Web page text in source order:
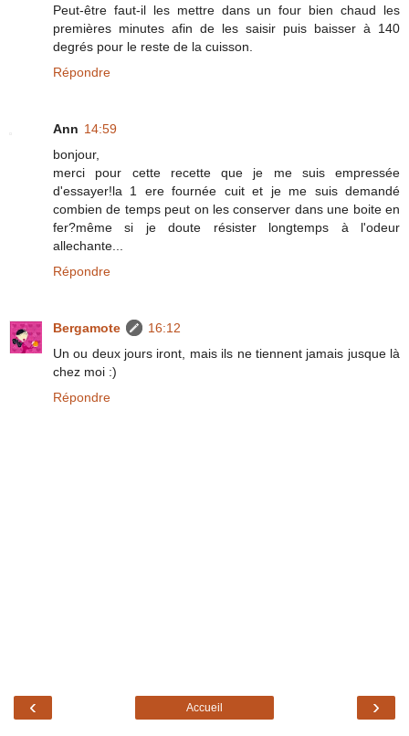
Peut-être faut-il les mettre dans un four bien chaud les
premières minutes afin de les saisir puis baisser à 140
degrés pour le reste de la cuisson.
Répondre
Ann 14:59
bonjour,
merci pour cette recette que je me suis empressée
d'essayer!la 1 ere fournée cuit et je me suis demandé
combien de temps peut on les conserver dans une boite en
fer?même si je doute résister longtemps à l'odeur
allechante...
Répondre
Bergamote
16:12
Un ou deux jours iront, mais ils ne tiennent jamais jusque là
chez moi :)
Répondre
‹ ›
Accueil